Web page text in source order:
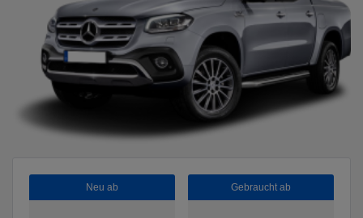
Neu ab Gebraucht ab